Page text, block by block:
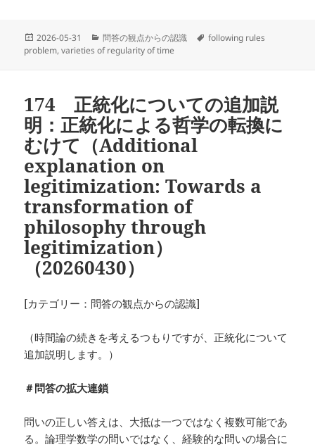
投
稿
2026-05-31
カ
テ
問答の観点からの認識
タ
following rules
problem,varieties of regularity of time
174 正統化についての追加説
明：正統化による哲学の転換に
むけて（Additional
explanation on
legitimization: Towards a
transformation of
philosophy through
legitimization）
（20260430）
[カテゴリー：問答の観点からの認識]
（時間論の続きを考えるつもりですが、正統化について
追加説明します。）
＃問答の拡大連鎖
問いの正しい答えは、大抵は一つではなく複数可能であ
る。論理学数学の問いではなく、経験的な問いの場合に